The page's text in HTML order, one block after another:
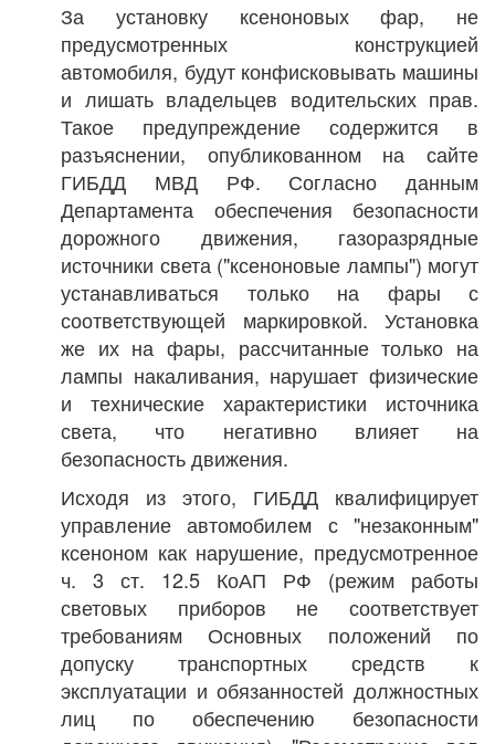
За установку ксеноновых фар, не
предусмотренных конструкцией
автомобиля, будут конфисковывать машины
и лишать владельцев водительских прав.
Такое предупреждение содержится в
разъяснении, опубликованном на сайте
ГИБДД МВД РФ. Согласно данным
Департамента обеспечения безопасности
дорожного движения, газоразрядные
источники света ("ксеноновые лампы") могут
устанавливаться только на фары с
соответствующей маркировкой. Установка
же их на фары, рассчитанные только на
лампы накаливания, нарушает физические
и технические характеристики источника
света, что негативно влияет на
безопасность движения.
Исходя из этого, ГИБДД квалифицирует
управление автомобилем с "незаконным"
ксеноном как нарушение, предусмотренное
ч. 3 ст. 12.5 КоАП РФ (режим работы
световых приборов не соответствует
требованиям Основных положений по
допуску транспортных средств к
эксплуатации и обязанностей должностных
лиц по обеспечению безопасности